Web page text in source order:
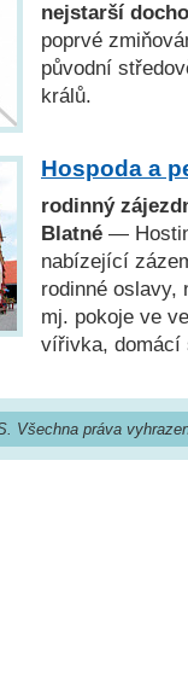
nejstarší
poprvé
původní
králů.
Hospoda a
rodinný
Blatné —
nabízející
rodinné oslavy,
mj. pokoje ve
vířivka, domácí
Všechna práva